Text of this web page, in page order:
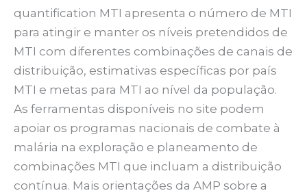
quantification MTI apresenta o número de MTI
para atingir e manter os níveis pretendidos de
MTI com diferentes combinações de canais de
distribuição, estimativas específicas por país
MTI e metas para MTI ao nível da população.
As ferramentas disponíveis no site podem
apoiar os programas nacionais de combate à
malária na exploração e planeamento de
combinações MTI que incluam a distribuição
contínua. Mais orientações da AMP sobre a